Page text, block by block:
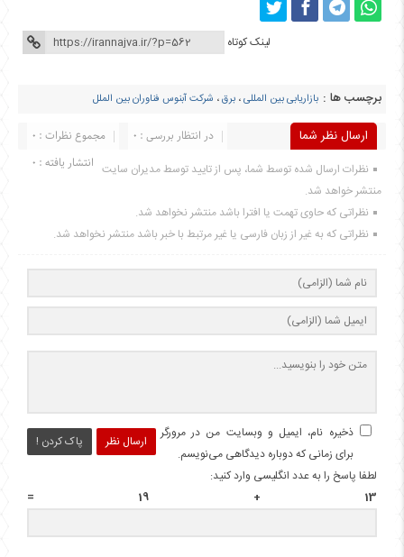
لینک کوتاه
برچسب ها : بازاریابی بین المللی، برق، شرکت آبنوس فناوران بین الملل
ارسال نظر شما مجموع نظرات : 0
در انتظار بررسی : 0
انتشار یافته : 0 نظرات ارسال شده توسط شما، پس از تایید توسط مدیران سایت
منتشر خواهد شد.
نظراتی که حاوی تهمت یا افترا باشد منتشر نخواهد شد.
نظراتی که به غیر از زبان فارسی یا غیر مرتبط با خبر باشد منتشر نخواهد شد.
ارسال نظر پاک کردن !
ذخیره نام، ایمیل و وبسایت من در مرورگر
برای زمانی که دوباره دیدگاهی می‌نویسم.
لطفا پاسخ را به عدد انگلیسی وارد کنید:
13 + 19 =